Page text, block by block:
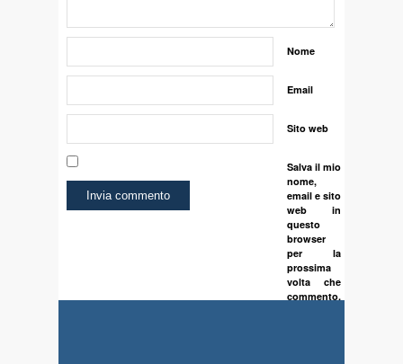
Nome
Email
Sito web
Salva il mio
nome,
email e sito
web in
questo
browser
per la
prossima
volta che
commento.